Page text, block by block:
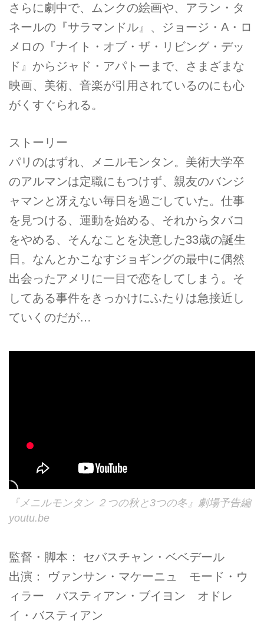
さらに劇中で、ムンクの絵画や、アラン・タ
ネールの『サラマンドル』、ジョージ・A・ロ
メロの『ナイト・オブ・ザ・リビング・デッ
ド』からジャド・アパトーまで、さまざまな
映画、美術、音楽が引用されているのにも心
がくすぐられる。
ストーリー
パリのはずれ、メニルモンタン。美術大学卒
のアルマンは定職にもつけず、親友のバンジ
ャマンと冴えない毎日を過ごしていた。仕事
を見つける、運動を始める、それからタバコ
をやめる、そんなことを決意した33歳の誕生
日。なんとかこなすジョギングの最中に偶然
出会ったアメリに一目で恋をしてしまう。そ
してある事件をきっかけにふたりは急接近し
ていくのだが…
『メニルモンタン ２つの秋と3つの冬』劇場予告編
youtu.be
監督・脚本： セバスチャン・ベベデール
出演： ヴァンサン・マケーニュ モード・ウ
ィラー バスティアン・ブイヨン オドレ
イ・バスティアン